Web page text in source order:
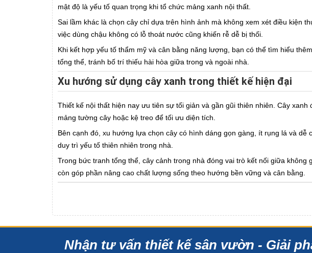
mật độ là yếu tố quan trọng khi tổ chức mảng xanh nội thất.
Sai lầm khác là chọn cây chỉ dựa trên hình ảnh mà không xem xét điều kiện
việc dùng chậu không có lỗ thoát nước cũng khiến rễ dễ bị thối.
Khi kết hợp yếu tố thẩm mỹ và cân bằng năng lượng, bạn có thể tìm hiểu
tổng thể, tránh bố trí thiếu hài hòa giữa trong và ngoài nhà.
Xu hướng sử dụng cây xanh trong thiết kế hiện đại
Thiết kế nội thất hiện nay ưu tiên sự tối giản và gần gũi thiên nhiên. Cây
mảng tường cây hoặc kệ treo để tối ưu diện tích.
Bên cạnh đó, xu hướng lựa chọn cây có hình dáng gọn gàng, ít rụng lá và
duy trì yếu tố thiên nhiên trong nhà.
Trong bức tranh tổng thể, cây cảnh trong nhà đóng vai trò kết nối giữa
còn góp phần nâng cao chất lượng sống theo hướng bền vững và cân bằng.
Nhận tư vấn thiết kế sân vườn - Giải